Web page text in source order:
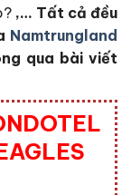
,… Tất cả đều
Namtrungland
qua bài viết